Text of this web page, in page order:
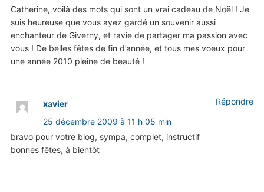
Catherine, voilà des mots qui sont un vrai cadeau de Noël ! Je
suis heureuse que vous ayez gardé un souvenir aussi
enchanteur de Giverny, et ravie de partager ma passion avec
vous ! De belles fêtes de fin d’année, et tous mes voeux pour
une année 2010 pleine de beauté !
xavier
25 décembre 2009 à 11 h 05 min
bravo pour votre blog, sympa, complet, instructif
bonnes fêtes, à bientôt
Répondre